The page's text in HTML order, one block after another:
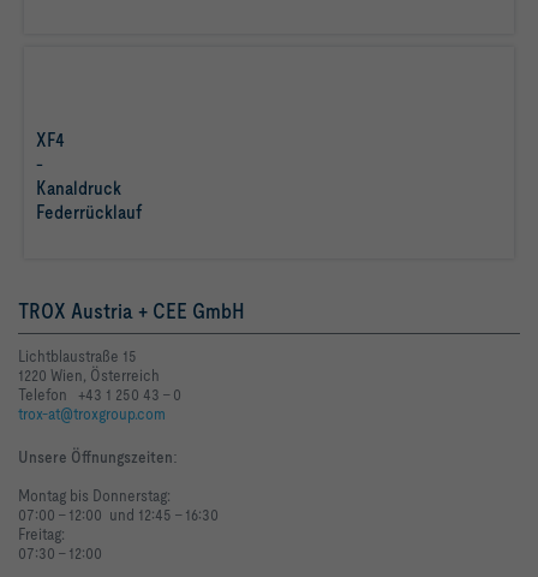
XF4
-
Kanaldruck
Federrücklauf
mehr
TROX Austria + CEE GmbH
Lichtblaustraße 15
1220 Wien, Österreich
Telefon +43 1 250 43 - 0
trox-at@troxgroup.com
Unsere Öffnungszeiten:
Montag bis Donnerstag:
07:00 - 12:00 und 12:45 - 16:30
Freitag:
07:30 - 12:00